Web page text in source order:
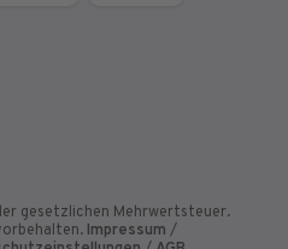
gesetzlichen Mehrwertsteuer.
Impressum /